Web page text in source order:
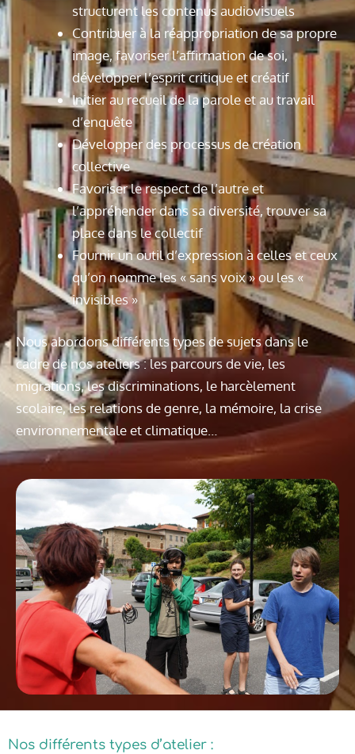
structurent les contenus audiovisuels
Contribuer à la réappropriation de sa propre
image, favoriser l’affirmation de soi,
développer l’esprit critique et créatif
Initier au recueil de la parole et au travail
d’enquête
Développer des processus de création
collective
Favoriser le respect de l’autre et
l’appréhender dans sa diversité, trouver sa
place dans le collectif
Fournir un outil d’expression à celles et ceux
qu’on nomme les « sans voix » ou les «
invisibles »
Nous abordons différents types de sujets dans le
cadre de nos ateliers : les parcours de vie, les
migrations, les discriminations, le harcèlement
scolaire, les relations de genre, la mémoire, la crise
environnementale et climatique…
Nos différents types d’atelier :